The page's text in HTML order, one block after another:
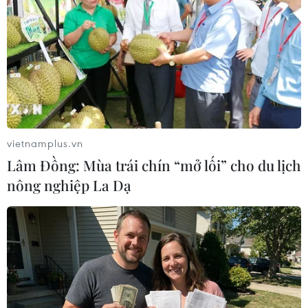
cơ quan khí tượng, mưa
sẽ giảm dần, miền Bắc có
khả năng xuất hiện nắng
nóng trong hai ngày 9-
10/8.
NGHE
Israel mở rộng chiến dịch
quân sự nhằm vào
Hezbollah sau vụ nổ khiến
hai quân nhân dự bị Israel
thiệt mạng ở miền Nam
Liban.
vietnamplus.vn
Lâm Đồng: Mùa trái chín “mở lối” cho du lịch
nông nghiệp La Dạ